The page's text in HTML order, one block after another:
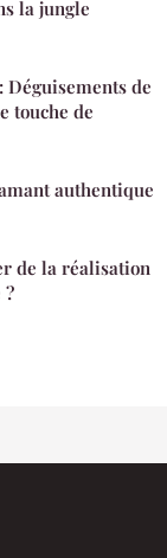
la jungle
Déguisements de
touche de
authentique
de la réalisation
?